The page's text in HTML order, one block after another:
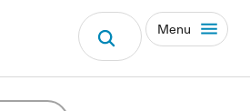
Menu